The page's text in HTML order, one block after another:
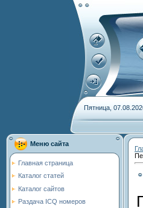
Пятница,
Меню сайта
Главная страница
Каталог статей
Каталог сайтов
Раздача ICQ номеров